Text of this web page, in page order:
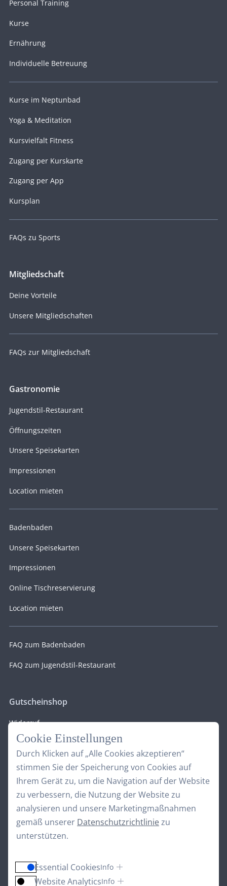
Personal Training
Kurse
Ernährung
Individuelle Betreuung
Kurse im Neptunbad
Yoga & Meditation
Kursvielfalt Fitness
Zugang per Kurskarte
Zugang per App
Kursplan
FAQs zu Sports
Mitgliedschaft
Deine Vorteile
Unsere Mitgliedschaften
FAQs zur Mitgliedschaft
Gastronomie
Jugendstil-Restaurant
Öffnungszeiten
Unsere Speisekarten
Impressionen
Location mieten
Badenbaden
Unsere Speisekarten
Impressionen
Online Tischreservierung
Location mieten
FAQ zum Badenbaden
FAQ zum Jugendstil-Restaurant
Gutscheinshop
Widerruf
Unsere Wellnessgruppe
Cookie Einstellungen
Durch Klicken auf „Alle Cookies akzeptieren“
stimmen Sie der Speicherung von Cookies auf
Ihrem Gerät zu, um die Navigation auf der Website
zu verbessern, die Nutzung der Website zu
analysieren und unsere Marketingmaßnahmen
gemäß unserer Datenschutzrichtliniezu
unterstützen.
Essential CookiesInfo
Website AnalyticsInfo